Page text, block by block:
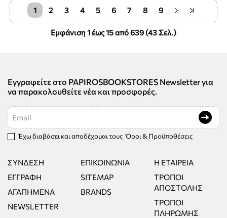
1 2 3 4 5 6 7 8 9
Εμφάνιση 1 έως 15 από 639 (43 Σελ.)
Εγγραφείτε στο PAPIROSBOOKSTORES Newsletter για
να παρακολουθείτε νέα και προσφορές.
Email
Έχω διαβάσει και αποδέχομαι τους Όροι & Προϋποθέσεις
ΣΎΝΔΕΣΗ
ΕΓΓΡΑΦΉ
ΑΓΑΠΗΜΈΝΑ
NEWSLETTER
ΕΠΙΚΟΙΝΩΝΊΑ
SITEMAP
BRANDS
Η ΕΤΑΙΡΕΊΑ
ΤΡΌΠΟΙ
ΑΠΟΣΤΟΛΉΣ
ΤΡΌΠΟΙ
ΠΛΗΡΩΜΉΣ